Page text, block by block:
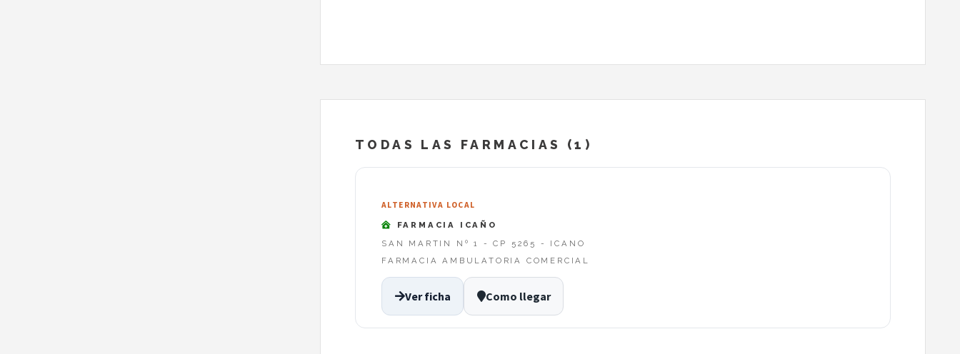
TODAS LAS FARMACIAS (1)
ALTERNATIVA LOCAL
FARMACIA ICAÑO
SAN MARTIN Nº 1 - CP 5265 - ICANO
FARMACIA AMBULATORIA COMERCIAL
Ver ficha Como llegar